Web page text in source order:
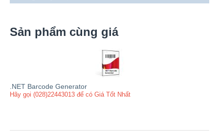
Sản phẩm cùng giá
.NET Barcode Generator
Hãy gọi (028)22443013 để có Giá Tốt Nhất